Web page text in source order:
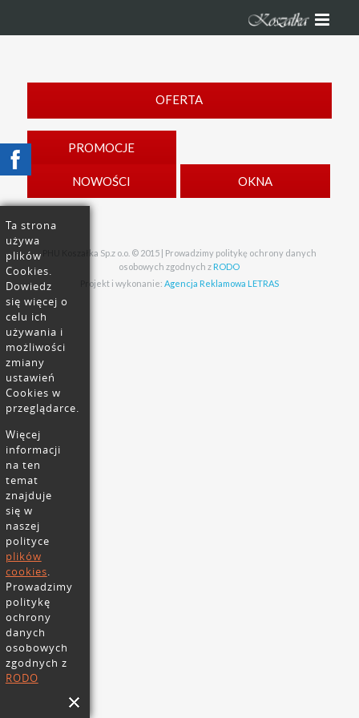
OFERTA
PROMOCJE
NOWOŚCI OKNA
PHU Koszałka Sp.z o.o. © 2015 | Prowadzimy politykę ochrony danych
osobowych zgodnych z RODO
Projekt i wykonanie: Agencja Reklamowa LETRAS
Ta strona
używa
plików
Cookies.
Dowiedz
się więcej o
celu ich
używania i
możliwości
zmiany
ustawień
Cookies w
przeglądarce.
Więcej
informacji
na ten
temat
znajduje
się w
naszej
polityce
plików
cookies.
Prowadzimy
politykę
ochrony
danych
osobowych
zgodnych z
RODO